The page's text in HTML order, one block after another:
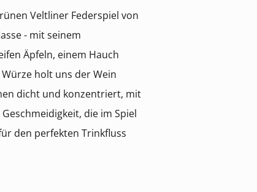
Veltliner Federspiel von
- mit seinem
Äpfeln, einem Hauch
holt uns der Wein
dicht und konzentriert, mit
die im Spiel
den perfekten Trinkfluss